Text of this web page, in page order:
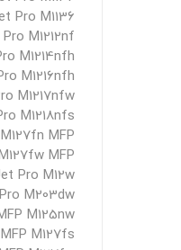
Pro M1136
M1212nf
M1214nfh
M1216nfh
M1217nfw
M1218nfs
MFP
MFP
Pro M12w
M203dw
M125nw
M127fs